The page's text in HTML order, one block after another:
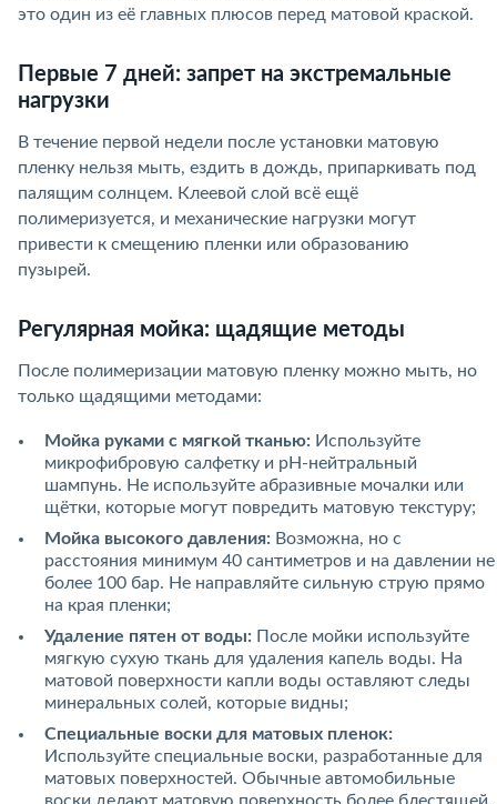
это один из её главных плюсов перед матовой краской.
Первые 7 дней: запрет на экстремальные
нагрузки
В течение первой недели после установки матовую
пленку нельзя мыть, ездить в дождь, припаркивать под
палящим солнцем. Клеевой слой всё ещё
полимеризуется, и механические нагрузки могут
привести к смещению пленки или образованию
пузырей.
Регулярная мойка: щадящие методы
После полимеризации матовую пленку можно мыть, но
только щадящими методами:
Мойка руками с мягкой тканью: Используйте
микрофибровую салфетку и pH-нейтральный
шампунь. Не используйте абразивные мочалки или
щётки, которые могут повредить матовую текстуру;
Мойка высокого давления: Возможна, но с
расстояния минимум 40 сантиметров и на давлении не
более 100 бар. Не направляйте сильную струю прямо
на края пленки;
Удаление пятен от воды: После мойки используйте
мягкую сухую ткань для удаления капель воды. На
матовой поверхности капли воды оставляют следы
минеральных солей, которые видны;
Специальные воски для матовых пленок:
Используйте специальные воски, разработанные для
матовых поверхностей. Обычные автомобильные